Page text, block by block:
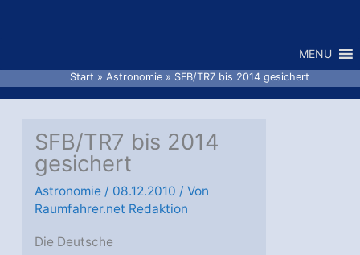
MENU
Start Astronomie SFB/TR7 bis 2014 gesichert
SFB/TR7 bis 2014
gesichert
Astronomie / 08.12.2010 / Von
Raumfahrer.net Redaktion
Die Deutsche